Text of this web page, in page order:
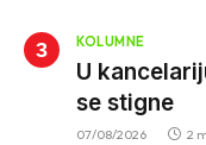
KOLUMNE
U
se stigne
07/08/2026 2